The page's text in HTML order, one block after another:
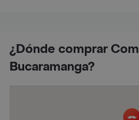
¿Dónde comprar
Bucaramanga?